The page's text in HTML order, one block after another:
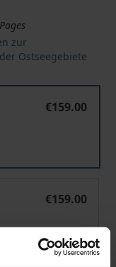
zur
Ostseegebiete
€159.00
€159.00